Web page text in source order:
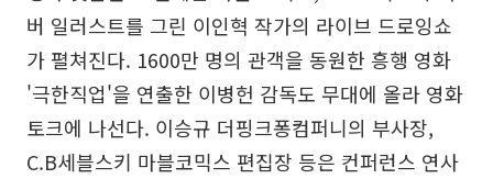
버 일러스트를 그린 이인혁 작가의 라이브 드로잉쇼
가 펼쳐진다. 1600만 명의 관객을 동원한 흥행 영화
'극한직업'을 연출한 이병헌 감독도 무대에 올라 영화
토크에 나선다. 이승규 더핑크퐁컴퍼니의 부사장,
C.B세블스키 마블코믹스 편집장 등은 컨퍼런스 연사